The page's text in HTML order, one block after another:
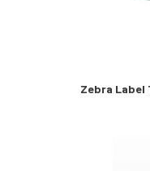
Zebra Label